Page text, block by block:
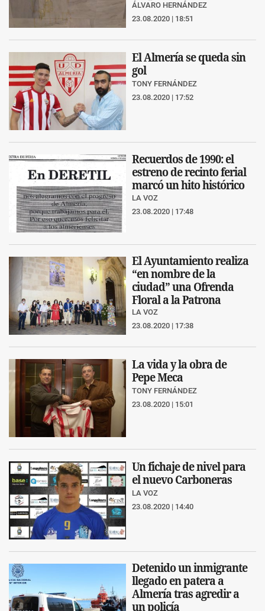
ÁLVARO HERNÁNDEZ
23.08.2020 | 18:51
El Almería se queda sin
gol
TONY FERNÁNDEZ
23.08.2020 | 17:52
Recuerdos de 1990: el
estreno de recinto ferial
marcó un hito histórico
LA VOZ
23.08.2020 | 17:48
El Ayuntamiento realiza
“en nombre de la
ciudad” una Ofrenda
Floral a la Patrona
LA VOZ
23.08.2020 | 17:38
La vida y la obra de
Pepe Meca
TONY FERNÁNDEZ
23.08.2020 | 15:01
Un fichaje de nivel para
el nuevo Carboneras
LA VOZ
23.08.2020 | 14:40
Detenido un inmigrante
llegado en patera a
Almería tras agredir a
un policía